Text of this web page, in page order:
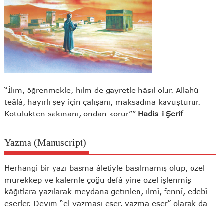
“İlim, öğrenmekle, hilm de gayretle hâsıl olur. Allahü
teâlâ, hayırlı şey için çalışanı, maksadına kavuşturur.
Kötülükten sakınanı, ondan korur”” Hadis-i Şerif
Yazma (Manuscript)
Herhangi bir yazı basma âletiyle basılmamış olup, özel
mürekkep ve kalemle çoğu defâ yine özel işlenmiş
kâğıtlara yazılarak meydana getirilen, ilmî, fennî, edebî
eserler. Deyim “el yazması eser, yazma eser” olarak da